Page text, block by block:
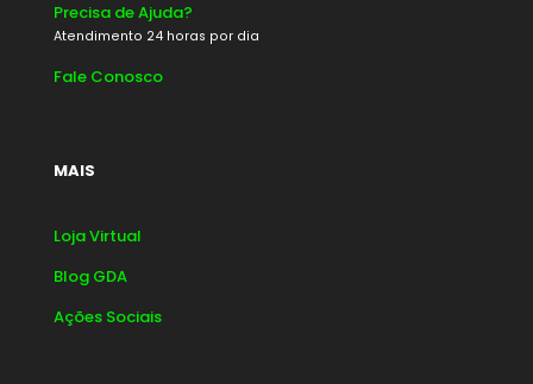
Precisa de Ajuda?
Atendimento 24 horas por dia
Fale Conosco
MAIS
Loja Virtual
Blog GDA
Ações Sociais